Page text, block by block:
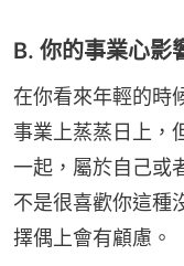
B. 你的事業心影
在你看來年輕的時
事業上蒸蒸日上，
一起，屬於自己或
不是很喜歡你這種
擇偶上會有顧慮。